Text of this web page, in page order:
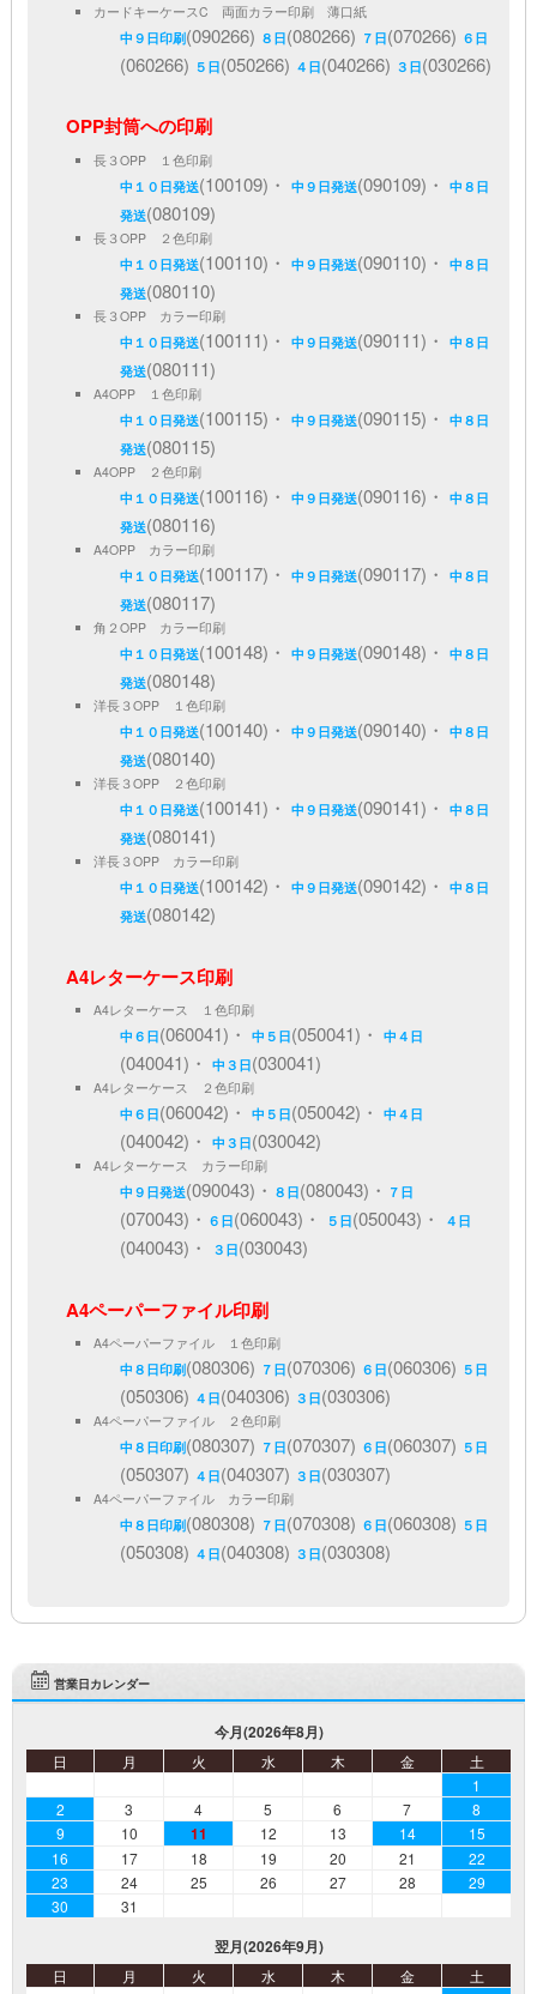
カードキーケースC 両面カラー印刷 薄口紙
中９日印刷(090266) ８日(080266) ７日(070266) ６日
(060266) ５日(050266) ４日(040266) ３日(030266)
OPP封筒への印刷
長３OPP １色印刷
中１０日発送(100109)・中９日発送(090109)・中８日
発送(080109)
長３OPP ２色印刷
中１０日発送(100110)・中９日発送(090110)・中８日
発送(080110)
長３OPP カラー印刷
中１０日発送(100111)・中９日発送(090111)・中８日
発送(080111)
A4OPP １色印刷
中１０日発送(100115)・中９日発送(090115)・中８日
発送(080115)
A4OPP ２色印刷
中１０日発送(100116)・中９日発送(090116)・中８日
発送(080116)
A4OPP カラー印刷
中１０日発送(100117)・中９日発送(090117)・中８日
発送(080117)
角２OPP カラー印刷
中１０日発送(100148)・中９日発送(090148)・中８日
発送(080148)
洋長３OPP １色印刷
中１０日発送(100140)・中９日発送(090140)・中８日
発送(080140)
洋長３OPP ２色印刷
中１０日発送(100141)・中９日発送(090141)・中８日
発送(080141)
洋長３OPP カラー印刷
中１０日発送(100142)・中９日発送(090142)・中８日
発送(080142)
A4レターケース印刷
A4レターケース １色印刷
中６日(060041)・中５日(050041)・中４日
(040041)・中３日(030041)
A4レターケース ２色印刷
中６日(060042)・中５日(050042)・中４日
(040042)・中３日(030042)
A4レターケース カラー印刷
中９日発送(090043)・ ８日(080043)・ ７日
(070043)・ ６日(060043)・ ５日(050043)・ ４日
(040043)・ ３日(030043)
A4ペーパーファイル印刷
A4ペーパーファイル １色印刷
中８日印刷(080306) ７日(070306) ６日(060306) ５日
(050306) ４日(040306) ３日(030306)
A4ペーパーファイル ２色印刷
中８日印刷(080307) ７日(070307) ６日(060307) ５日
(050307) ４日(040307) ３日(030307)
A4ペーパーファイル カラー印刷
中８日印刷(080308) ７日(070308) ６日(060308) ５日
(050308) ４日(040308) ３日(030308)
営業日カレンダー
今月(2026年8月)
日 月 火 水 木 金
土
1
2
3 4 5 6 7
8
9
10 11 12 13 14
15
16
17 18 19 20 21
22
23
24 25 26 27 28
29
30
31
翌月(2026年9月)
日 月 火 水 木 金
土